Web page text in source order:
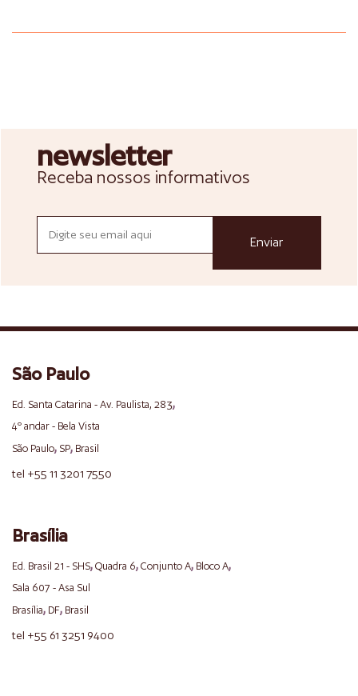
newsletter
Receba nossos informativos
São Paulo
Ed. Santa Catarina - Av. Paulista, 283,
4º andar - Bela Vista
São Paulo, SP, Brasil
tel +55 11 3201 7550
Brasília
Ed. Brasil 21 - SHS, Quadra 6, Conjunto A, Bloco A,
Sala 607 - Asa Sul
Brasília, DF, Brasil
tel +55 61 3251 9400